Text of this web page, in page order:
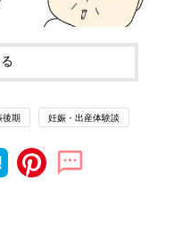
後期 妊娠・出産体験談